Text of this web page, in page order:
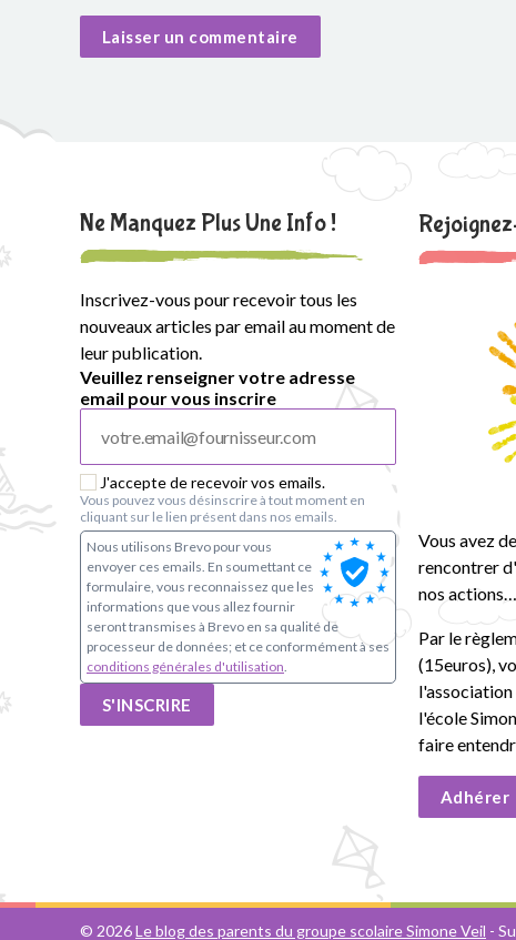
Ne Manquez Plus Une Info !
Inscrivez-vous pour recevoir tous les
nouveaux articles par email au moment de
leur publication.
Veuillez renseigner votre adresse
email pour vous inscrire
J'accepte de recevoir vos emails.
Vous pouvez vous désinscrire à tout moment en
cliquant sur le lien présent dans nos emails.
Nous utilisons Brevo pour vous
envoyer ces emails. En soumettant ce
formulaire, vous reconnaissez que les
informations que vous allez fournir
seront transmises à Brevo en sa qualité de
processeur de données; et ce conformément à ses
conditions générales d'utilisation.
S'INSCRIRE
Vous avez
rencontrer
nos
Par le
(15euros),
l'association
l'école
faire
Adhérer
© 2026Le blog des parents du groupe scolaire Simone Veil -